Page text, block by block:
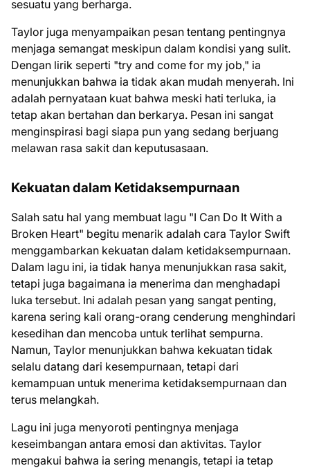
sesuatu yang berharga.
Taylor juga menyampaikan pesan tentang pentingnya
menjaga semangat meskipun dalam kondisi yang sulit.
Dengan lirik seperti "try and come for my job," ia
menunjukkan bahwa ia tidak akan mudah menyerah. Ini
adalah pernyataan kuat bahwa meski hati terluka, ia
tetap akan bertahan dan berkarya. Pesan ini sangat
menginspirasi bagi siapa pun yang sedang berjuang
melawan rasa sakit dan keputusasaan.
Kekuatan dalam Ketidaksempurnaan
Salah satu hal yang membuat lagu "I Can Do It With a
Broken Heart" begitu menarik adalah cara Taylor Swift
menggambarkan kekuatan dalam ketidaksempurnaan.
Dalam lagu ini, ia tidak hanya menunjukkan rasa sakit,
tetapi juga bagaimana ia menerima dan menghadapi
luka tersebut. Ini adalah pesan yang sangat penting,
karena sering kali orang-orang cenderung menghindari
kesedihan dan mencoba untuk terlihat sempurna.
Namun, Taylor menunjukkan bahwa kekuatan tidak
selalu datang dari kesempurnaan, tetapi dari
kemampuan untuk menerima ketidaksempurnaan dan
terus melangkah.
Lagu ini juga menyoroti pentingnya menjaga
keseimbangan antara emosi dan aktivitas. Taylor
mengakui bahwa ia sering menangis, tetapi ia tetap